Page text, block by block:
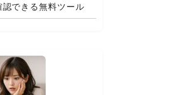
認できる無料ツール